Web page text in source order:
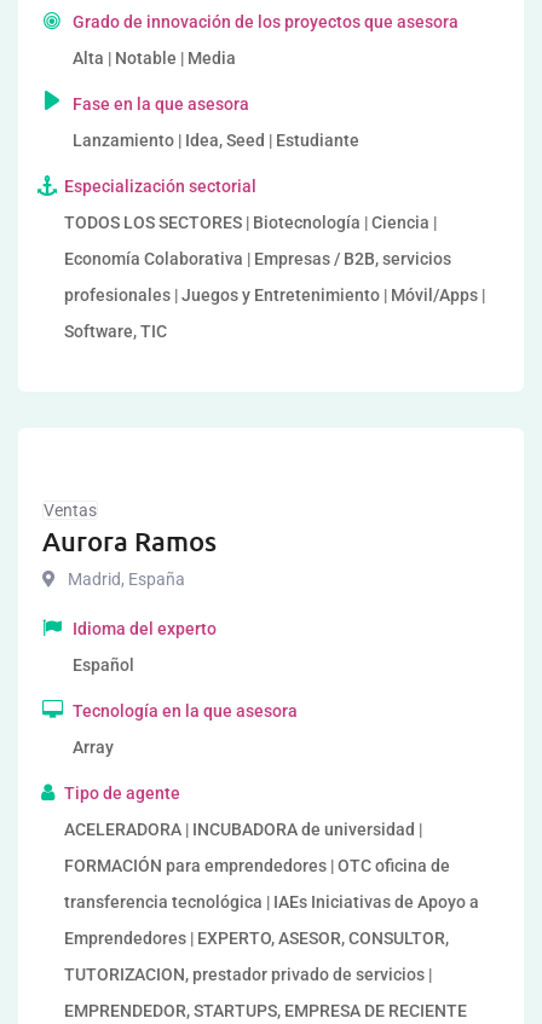
Grado de innovación de los proyectos que asesora
Alta | Notable | Media
Fase en la que asesora
Lanzamiento | Idea, Seed | Estudiante
Especialización sectorial
TODOS LOS SECTORES | Biotecnología | Ciencia |
Economía Colaborativa | Empresas / B2B, servicios
profesionales | Juegos y Entretenimiento | Móvil/Apps |
Software, TIC
Ventas
Aurora Ramos
Madrid, España
Idioma del experto
Español
Tecnología en la que asesora
Array
Tipo de agente
ACELERADORA | INCUBADORA de universidad |
FORMACIÓN para emprendedores | OTC oficina de
transferencia tecnológica | IAEs Iniciativas de Apoyo a
Emprendedores | EXPERTO, ASESOR, CONSULTOR,
TUTORIZACION, prestador privado de servicios |
EMPRENDEDOR, STARTUPS, EMPRESA DE RECIENTE